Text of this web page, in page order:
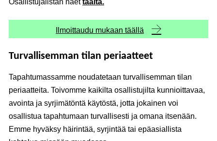
Osallistujalistan näettäältä.
Ilmoittaudu mukaan täällä
Turvallisemman tilan periaatteet
Tapahtumassamme noudatetaan turvallisemman tilan
periaatteita. Toivomme kaikilta osallistujilta kunnioittavaa,
avointa ja syrjimätöntä käytöstä, jotta jokainen voi
osallistua tapahtumaan turvallisesti ja omana itsenään.
Emme hyväksy häirintää, syrjintää tai epäasiallista